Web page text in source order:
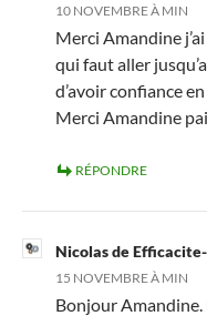
10 NOVEMBRE À MIN
Merci Amandine
qui faut aller
d’avoir confiance
Merci Amandine
RÉPONDRE
Nicolas de
15 NOVEMBRE À MIN
Bonjour